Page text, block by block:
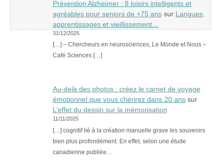
Prévention Alzheimer : 8 loisirs intelligents et
agréables pour seniors de +75 anssur Langues,
apprentissages et vieillissement…
31/12/2025
[…] – Chercheurs en neurosciences, Le Monde et Nous –
Café Sciences […]
Au-delà des photos : créez le carnet de voyage
émotionnel que vous chérirez dans 20 anssur
L’effet du dessin sur la mémorisation
11/11/2025
[…] cognitif lié à la création manuelle grave les souvenirs
bien plus profondément. En effet, selon une étude
canadienne publiée…